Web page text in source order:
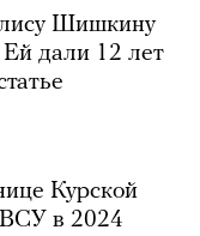
Шишкину
Ей дали 12 лет
Курской
ВСУ в 2024